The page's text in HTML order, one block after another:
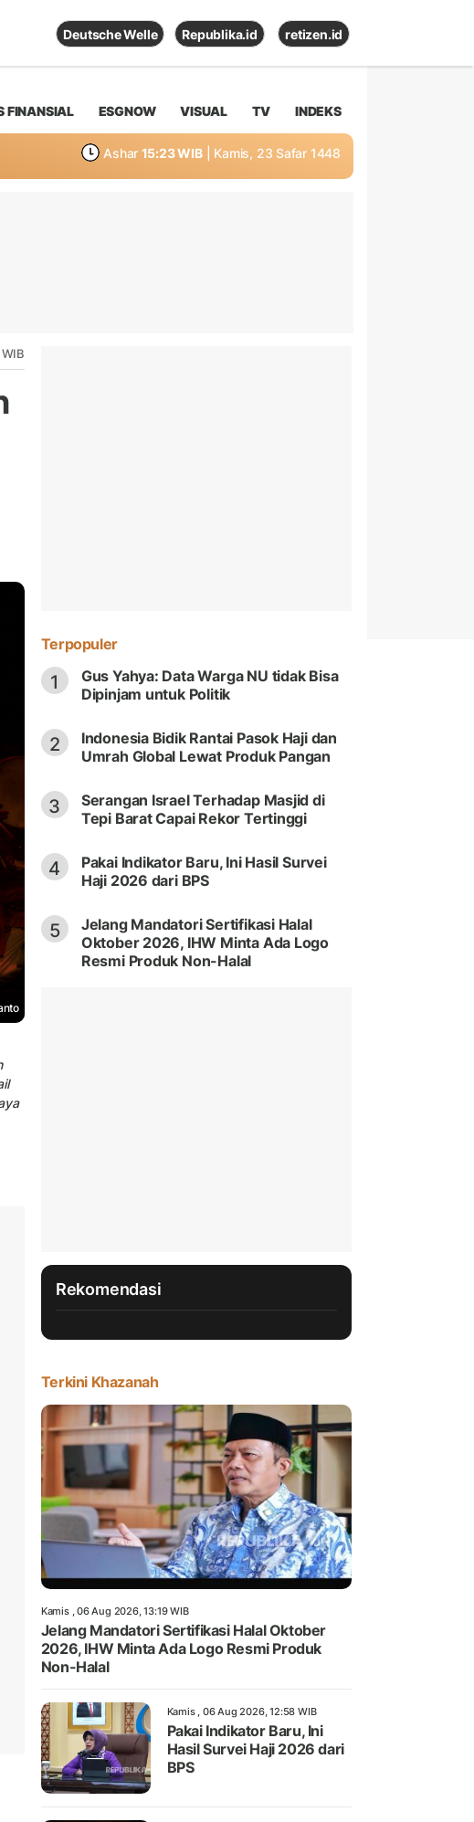
Deutsche Welle Republika.id retizen.id
FINANSIAL ESGNOW VISUAL TV INDEKS
Ashar 15:23 WIB | Kamis, 23 Safar 1448
Terpopuler
1
Gus Yahya: Data Warga NU tidak Bisa
Dipinjam untuk Politik
2
Indonesia Bidik Rantai Pasok Haji dan
Umrah Global Lewat Produk Pangan
3
Serangan Israel Terhadap Masjid di
Tepi Barat Capai Rekor Tertinggi
4
Pakai Indikator Baru, Ini Hasil Survei
Haji 2026 dari BPS
5
Jelang Mandatori Sertifikasi Halal
Oktober 2026, IHW Minta Ada Logo
Resmi Produk Non-Halal
Rekomendasi
Terkini Khazanah
Kamis , 06 Aug 2026, 13:19 WIB
Jelang Mandatori Sertifikasi Halal Oktober
2026, IHW Minta Ada Logo Resmi Produk
Non-Halal
Kamis , 06 Aug 2026, 12:58 WIB
Pakai Indikator Baru, Ini
Hasil Survei Haji 2026 dari
BPS